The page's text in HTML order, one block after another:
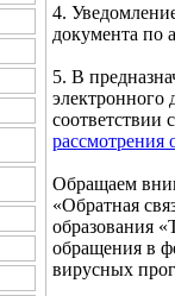
4.
документа по
5. В
электронного
соответствии
Обращаем
«Обратная
образования
обращения в
вирусных